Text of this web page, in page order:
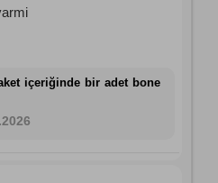
içeriğinde bir adet bone